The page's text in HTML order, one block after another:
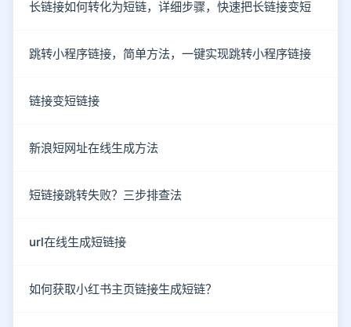
长链接如何转化为短链，详细步骤，快速把长链接变短
跳转小程序链接，简单方法，一键实现跳转小程序链接
链接变短链接
新浪短网址在线生成方法
短链接跳转失败？三步排查法
url在线生成短链接
如何获取小红书主页链接生成短链？